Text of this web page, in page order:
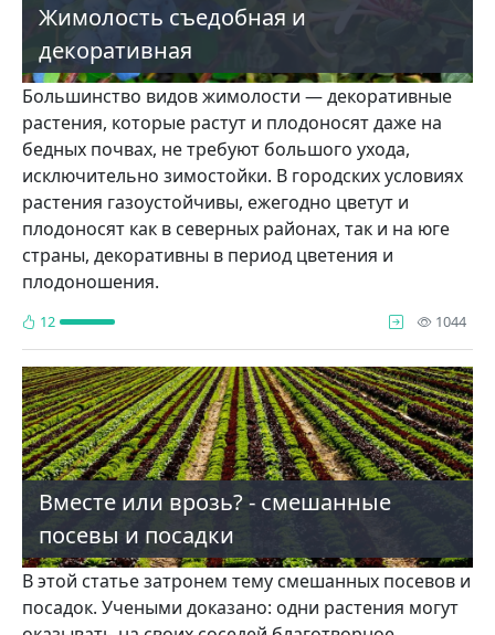
Жимолость съедобная и
декоративная
Большинство видов жи­молости — декоративные
растения, которые растут и плодоносят даже на
бедных почвах, не требуют боль­шого ухода,
исключитель­но зимостойки. В городских условиях
рас­тения газоустойчивы, еже­годно цветут и
плодоносят как в северных районах, так и на юге
страны, деко­ративны в период цветения и
плодоношения.
12 1044
Вместе или врозь? - смешанные
посевы и посадки
В этой статье затронем тему смешанных посевов и
посадок. Учеными доказано: одни растения могут